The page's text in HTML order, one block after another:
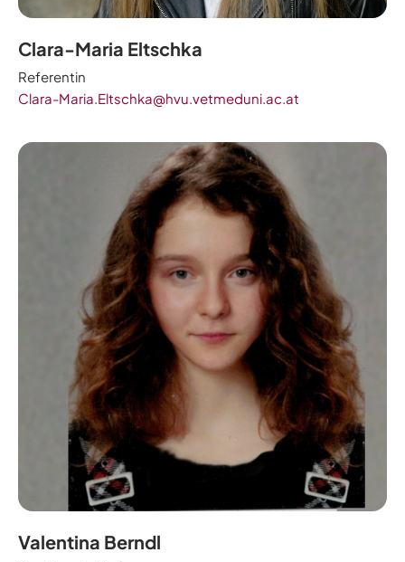
Clara-Maria Eltschka
Referentin
Clara-Maria.Eltschka@hvu.vetmeduni.ac.at
Valentina Berndl